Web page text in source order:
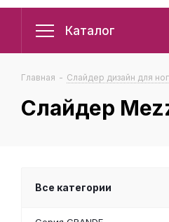
Каталог
Главная - Слайдер дизайн для
Слайдер
Все категории